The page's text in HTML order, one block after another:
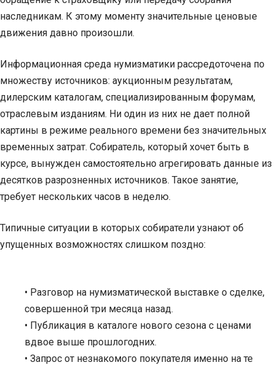
наследникам. К этому моменту значительные ценовые
движения давно произошли.
Информационная среда нумизматики рассредоточена по
множеству источников: аукционным результатам,
дилерским каталогам, специализированным форумам,
отраслевым изданиям. Ни один из них не дает полной
картины в режиме реального времени без значительных
временных затрат. Собиратель, который хочет быть в
курсе, вынужден самостоятельно агрегировать данные из
десятков разрозненных источников. Такое занятие,
требует нескольких часов в неделю.
Типичные ситуации в которых собиратели узнают об
упущенных возможностях слишком поздно:
• Разговор на нумизматической выставке о сделке,
совершенной три месяца назад.
• Публикация в каталоге нового сезона с ценами
вдвое выше прошлогодних.
• Запрос от незнакомого покупателя именно на те